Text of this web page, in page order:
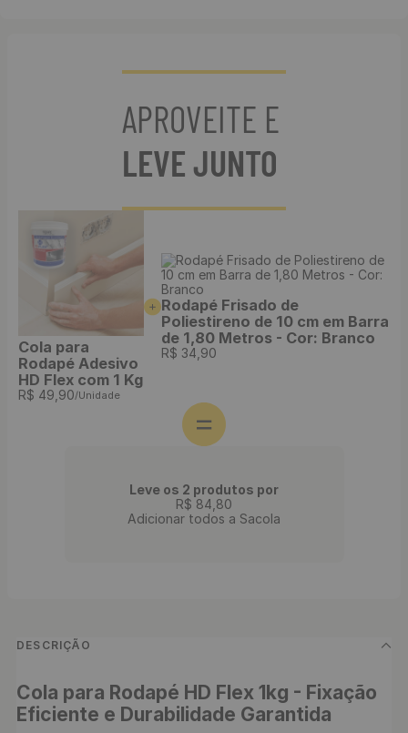
APROVEITE E
LEVE JUNTO
Cola para
Rodapé Adesivo
HD Flex com 1 Kg
R$ 49 90/Unidade
Rodapé Frisado de
Poliestireno de 10 cm em Barra
de 1,80 Metros - Cor: Branco
R$ 34 90
Leve os 2 produtos por
R$ 84 80
Adicionar todos a Sacola
DESCRIÇÃO
Cola para Rodapé HD Flex 1kg - Fixação
Eficiente e Durabilidade Garantida